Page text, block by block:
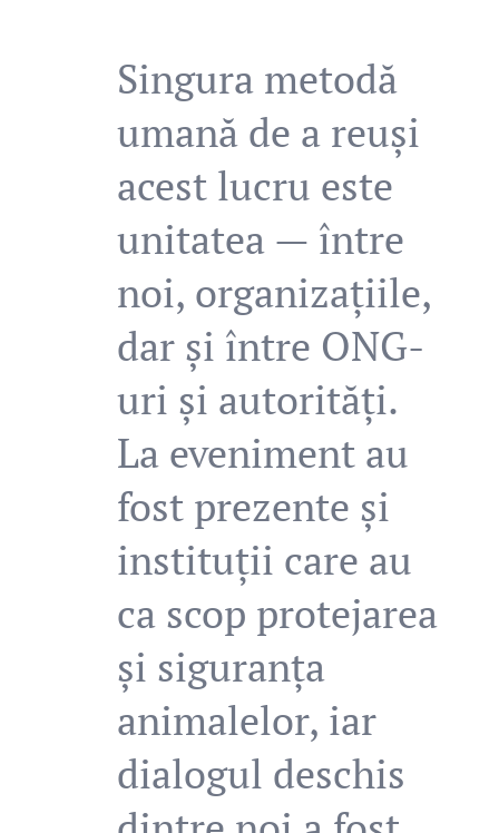
Singura metodă
umană de a reuși
acest lucru este
unitatea — între
noi, organizațiile,
dar și între ONG-
uri și autorități.
La eveniment au
fost prezente și
instituții care au
ca scop protejarea
și siguranța
animalelor, iar
dialogul deschis